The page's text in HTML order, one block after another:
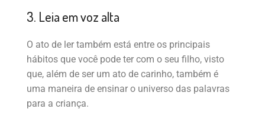
3. Leia em voz alta
O ato de ler também está entre os principais
hábitos que você pode ter com o seu filho, visto
que, além de ser um ato de carinho, também é
uma maneira de ensinar o universo das palavras
para a criança.